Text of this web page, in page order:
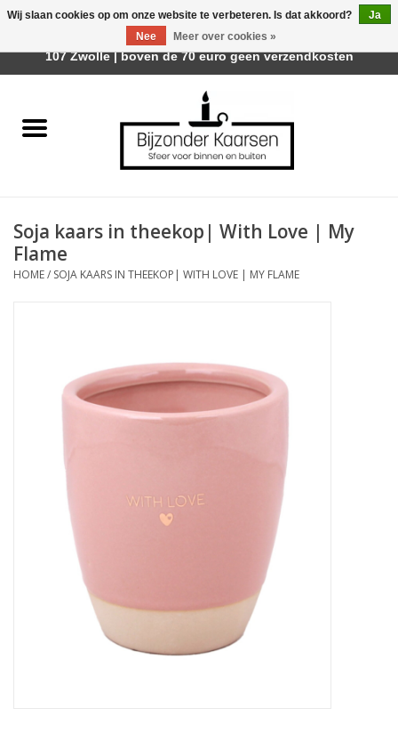
Räder Design Stories
Geurkaarsen
Tafelhaarden
Kaarsenhouders
Relatiegeschenken & Bedankjes
Huisparfums
Soja kaars in theekop| With Love | My
Flame
HOME/ SOJA KAARS IN THEEKOP| WITH LOVE | MY FLAME
Wij slaan cookies op om onze website te verbeteren. Is dat akkoord?
Ja
Nee
Meer over cookies »
Afhalen is mogelijk bij Trotz Woon & Cadeau | Belvederelaan
107 Zwolle | boven de 70 euro geen verzendkosten